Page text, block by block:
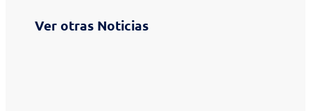
Ver otras Noticias